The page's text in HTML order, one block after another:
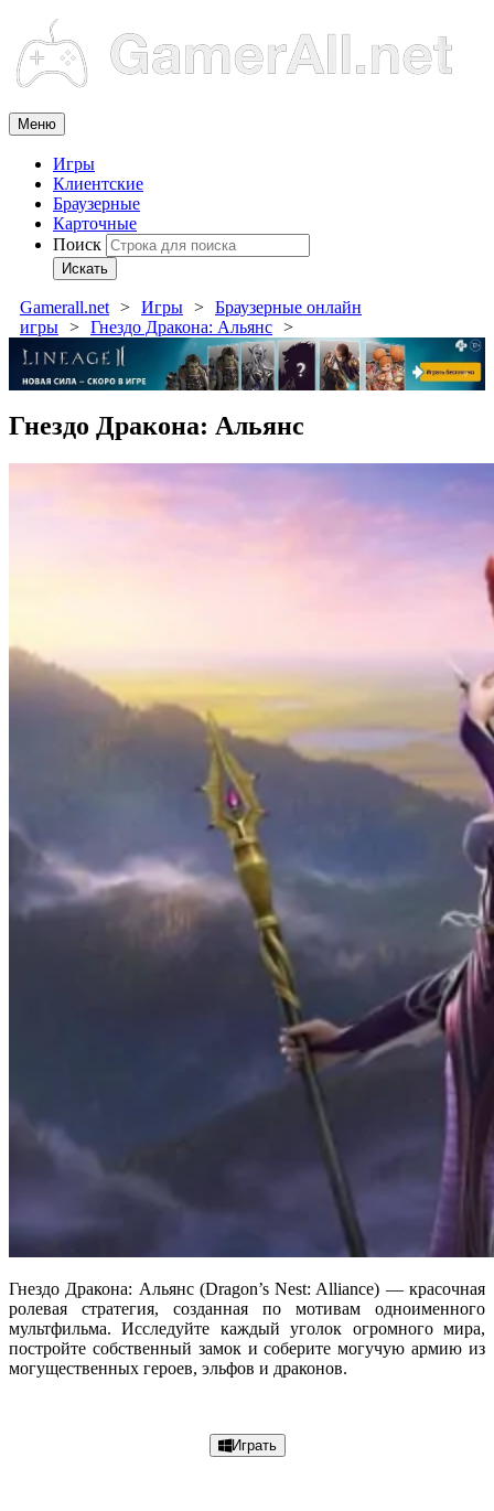
Меню
Игры
Клиентские
Браузерные
Карточные
Поиск
Искать
Gamerall.net Игры
Браузерные онлайн
игры
Гнездо Дракона: Альянс
Гнездо Дракона: Альянс
Гнездо Дракона: Альянс (Dragon’s Nest: Alliance) — красочная
ролевая стратегия, созданная по мотивам одноименного
мультфильма. Исследуйте каждый уголок огромного мира,
постройте собственный замок и соберите могучую армию из
могущественных героев, эльфов и драконов.
Играть